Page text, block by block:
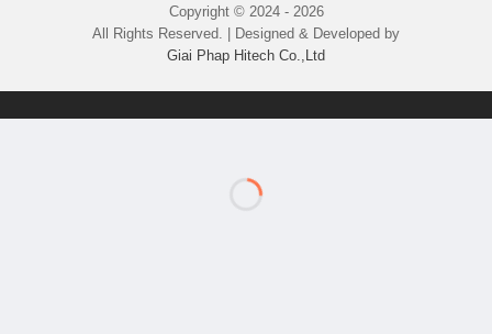
Copyright © 2024 - 2026
All Rights Reserved. | Designed & Developed by
Giai Phap Hitech Co.,Ltd